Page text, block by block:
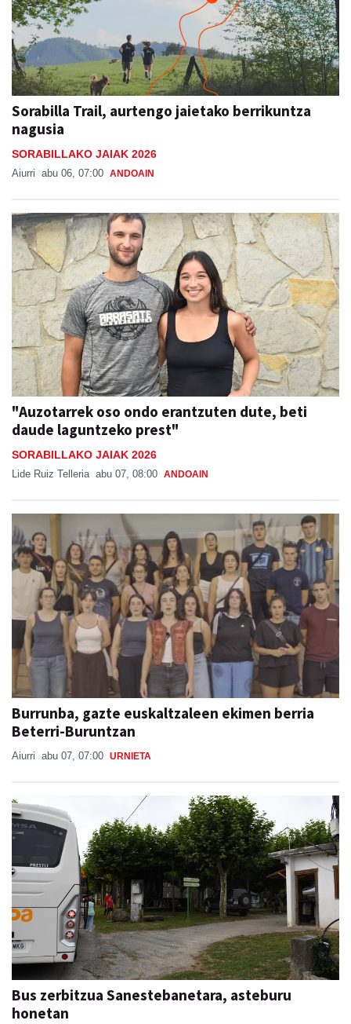
Sorabilla Trail, aurtengo jaietako berrikuntza
nagusia
SORABILLAKO JAIAK 2026
Aiurri abu 06, 07:00 ANDOAIN
"Auzotarrek oso ondo erantzuten dute, beti
daude laguntzeko prest"
SORABILLAKO JAIAK 2026
Lide Ruiz Telleria abu 07, 08:00 ANDOAIN
Burrunba, gazte euskaltzaleen ekimen berria
Beterri-Buruntzan
Aiurri abu 07, 07:00 URNIETA
Bus zerbitzua Sanestebanetara, asteburu
honetan